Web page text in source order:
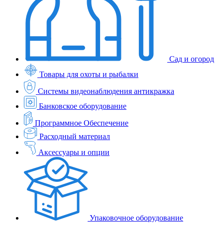
Сад и огород
Товары для охоты и рыбалки
Системы видеонаблюдения антикражка
Банковское оборудование
Программное Обеспечение
Расходный материал
Аксессуары и опции
Упаковочное оборудование